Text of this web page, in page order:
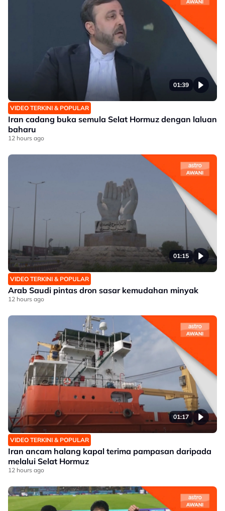
01:39
VIDEO TERKINI & POPULAR
Iran cadang buka semula Selat Hormuz dengan laluan
baharu
12 hours ago
01:15
VIDEO TERKINI & POPULAR
Arab Saudi pintas dron sasar kemudahan minyak
12 hours ago
01:17
VIDEO TERKINI & POPULAR
Iran ancam halang kapal terima pampasan daripada
melalui Selat Hormuz
12 hours ago